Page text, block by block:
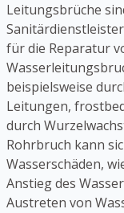
Leitungsbrüche
für die Reparatur
beispielsweise
Leitungen,
durch
Rohrbruch kann
Wasserschäden,
Anstieg des
Austreten von